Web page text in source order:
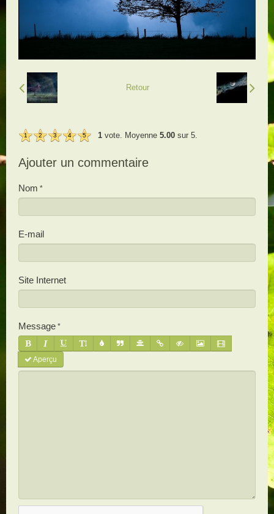
Retour
1 2 3 4 5 1 vote. Moyenne 5.00 sur 5.
Ajouter un commentaire
Nom
E-mail
Site Internet
Message
Aperçu